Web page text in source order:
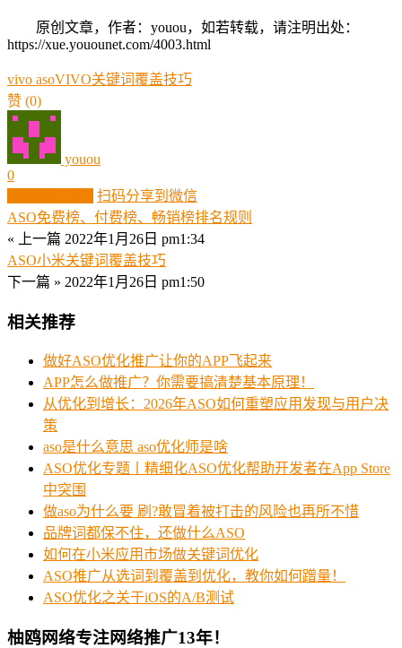
原创文章，作者：youou，如若转载，请注明出处：
https://xue.youounet.com/4003.html
vivo asoVIVO关键词覆盖技巧
赞 (0)
youou
0
扫码分享到微信
ASO免费榜、付费榜、畅销榜排名规则
« 上一篇 2022年1月26日 pm1:34
ASO小米关键词覆盖技巧
下一篇 » 2022年1月26日 pm1:50
相关推荐
做好ASO优化推广让你的APP飞起来
APP怎么做推广？你需要搞清楚基本原理！
从优化到增长：2026年ASO如何重塑应用发现与用户决
策
aso是什么意思 aso优化师是啥
ASO优化专题丨精细化ASO优化帮助开发者在App Store
中突围
做aso为什么要 刷?敢冒着被打击的风险也再所不惜
品牌词都保不住，还做什么ASO
如何在小米应用市场做关键词优化
ASO推广从选词到覆盖到优化，教你如何蹭量！
ASO优化之关于iOS的A/B测试
柚鸥网络专注网络推广13年！